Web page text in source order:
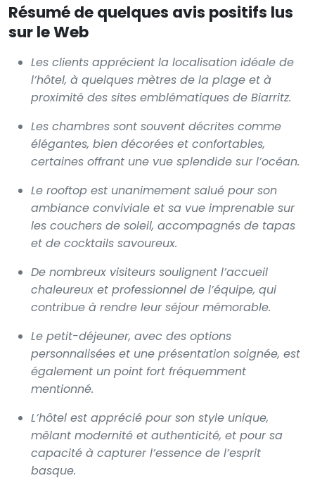
Résumé de quelques avis positifs lus
sur le Web
Les clients apprécient la localisation idéale de
l’hôtel, à quelques mètres de la plage et à
proximité des sites emblématiques de Biarritz.
Les chambres sont souvent décrites comme
élégantes, bien décorées et confortables,
certaines offrant une vue splendide sur l’océan.
Le rooftop est unanimement salué pour son
ambiance conviviale et sa vue imprenable sur
les couchers de soleil, accompagnés de tapas
et de cocktails savoureux.
De nombreux visiteurs soulignent l’accueil
chaleureux et professionnel de l’équipe, qui
contribue à rendre leur séjour mémorable.
Le petit-déjeuner, avec des options
personnalisées et une présentation soignée, est
également un point fort fréquemment
mentionné.
L’hôtel est apprécié pour son style unique,
mêlant modernité et authenticité, et pour sa
capacité à capturer l’essence de l’esprit
basque.